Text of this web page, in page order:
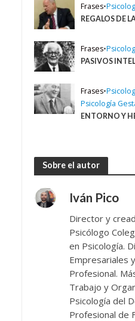
Frases•
REGALOS DE
Frases•
PASIVOS
Frases•
Psicología
ENTORNO Y
Sobre el autor
Iván Pico
Director y
Psicólogo
en Psicología.
Empresariales
Profesional.
Trabajo y
Psicología del
Profesional de